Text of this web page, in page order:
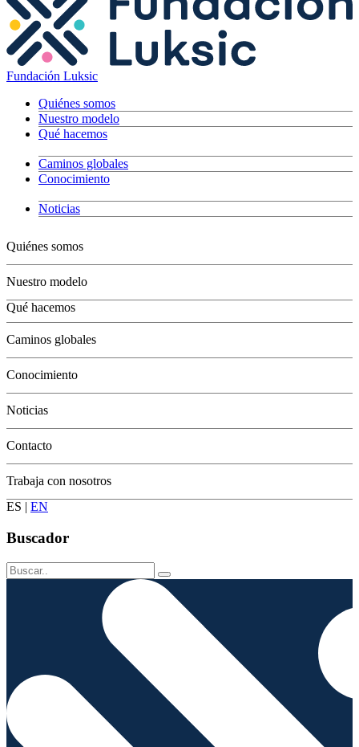
Fundación Luksic
Quiénes somos
Nuestro modelo
Qué hacemos
Caminos globales
Conocimiento
Noticias
Quiénes somos
Nuestro modelo
Qué hacemos
Jóvenes
Adultos
Grandes
Conservación
Caminos globales
Conocimiento
Noticias
Contacto
Trabaja con nosotros
ES | EN
Buscador